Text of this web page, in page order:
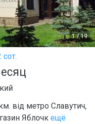
1/19
від метро Славутич,
Яблочк ещё